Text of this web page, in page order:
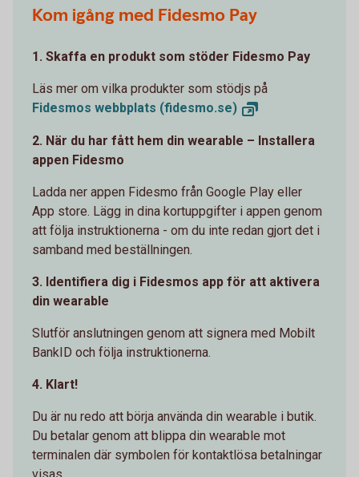
Kom igång med Fidesmo Pay
1. Skaffa en produkt som stöder Fidesmo Pay
Läs mer om vilka produkter som stödjs på
Fidesmos webbplats (fidesmo.se)
2. När du har fått hem din wearable – Installera
appen Fidesmo
Ladda ner appen Fidesmo från Google Play eller
App store. Lägg in dina kortuppgifter i appen genom
att följa instruktionerna - om du inte redan gjort det i
samband med beställningen.
3. Identifiera dig i Fidesmos app för att aktivera
din wearable
Slutför anslutningen genom att signera med Mobilt
BankID och följa instruktionerna.
4. Klart!
Du är nu redo att börja använda din wearable i butik.
Du betalar genom att blippa din wearable mot
terminalen där symbolen för kontaktlösa betalningar
visas.